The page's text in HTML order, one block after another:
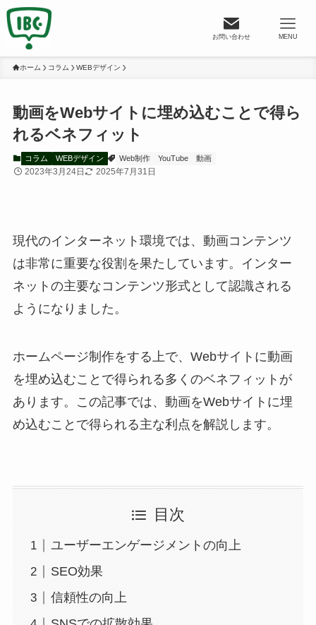
お問い合わせ MENU
ホーム コラム WEBデザイン
動画をWebサイトに埋め込むことで得ら
れるベネフィット
コラム WEBデザイン Web制作 YouTube 動画
2023年3月24日 2025年7月31日
現代のインターネット環境では、動画コンテンツ
は非常に重要な役割を果たしています。インター
ネットの主要なコンテンツ形式として認識される
ようになりました。
ホームページ制作をする上で、Webサイトに動画
を埋め込むことで得られる多くのベネフィットが
あります。この記事では、動画をWebサイトに埋
め込むことで得られる主な利点を解説します。
目次
ユーザーエンゲージメントの向上
SEO効果
信頼性の向上